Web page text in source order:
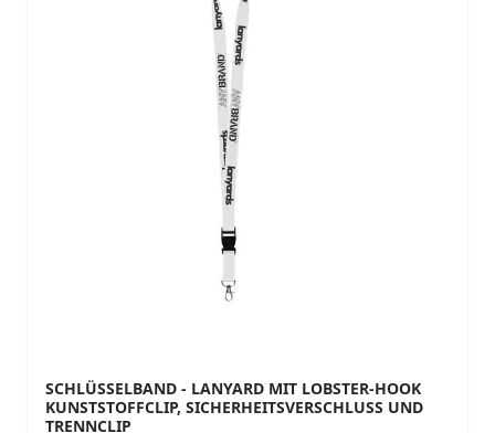
SCHLÜSSELBAND - LANYARD MIT LOBSTER-HOOK
KUNSTSTOFFCLIP, SICHERHEITSVERSCHLUSS UND
TRENNCLIP